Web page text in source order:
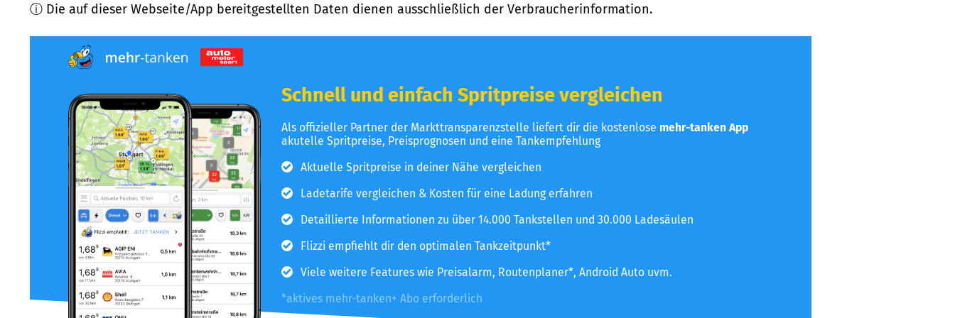
ⓘ Die auf dieser Webseite/App bereitgestellten Daten dienen ausschließlich der Verbraucherinformation.
Schnell und einfach Spritpreise vergleichen
Als offizieller Partner der Markttransparenzstelle liefert dir die kostenlose mehr-tanken App
akutelle Spritpreise, Preisprognosen und eine Tankempfehlung
Aktuelle Spritpreise in deiner Nähe vergleichen
Ladetarife vergleichen & Kosten für eine Ladung erfahren
Detaillierte Informationen zu über 14.000 Tankstellen und 30.000 Ladesäulen
Flizzi empfiehlt dir den optimalen Tankzeitpunkt*
Viele weitere Features wie Preisalarm, Routenplaner*, Android Auto uvm.
*aktives mehr-tanken+ Abo erforderlich